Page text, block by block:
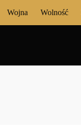
Wojna Wolność